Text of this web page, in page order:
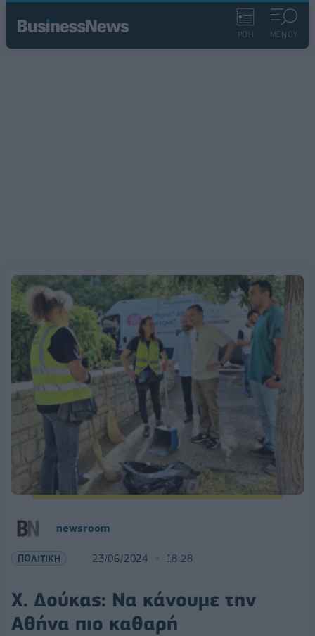
ΡΟΗ ΜΕΝΟΥ
newsroom
ΠΟΛΙΤΙΚΗ 23/06/2024 18:28
Χ. Δούκας: Να κάνουμε την
Αθήνα πιο καθαρή